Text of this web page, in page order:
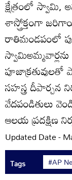
క్షేత్రంలో స్వామి,
శాస్త్రోక్తంగా
రాతిమండపంలో
సహస్త్ర దీపార్చన
వేదపండితులు
ఆలయ ప్రదక్షిణ
Updated Date -
Tags #AP